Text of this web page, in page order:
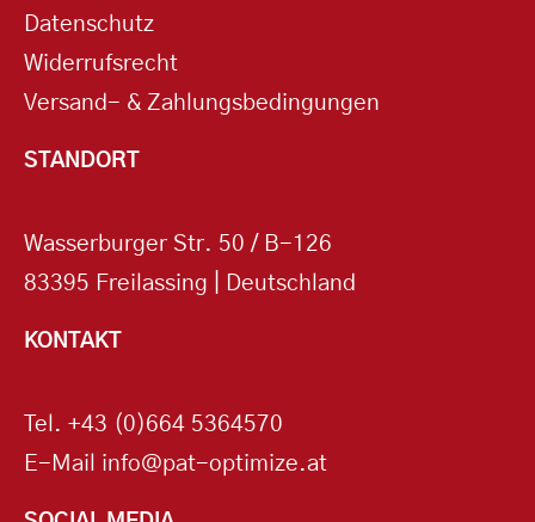
Datenschutz
Widerrufsrecht
Versand- & Zahlungsbedingungen
STANDORT
Wasserburger Str. 50 / B-126
83395 Freilassing | Deutschland
KONTAKT
Tel. +43 (0)664 5364570
E-Mail info@pat-optimize.at